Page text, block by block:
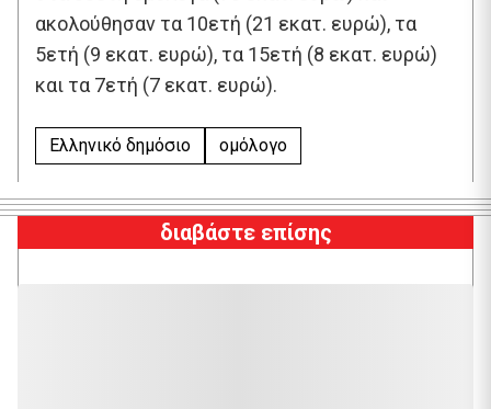
ακολούθησαν τα 10ετή (21 εκατ. ευρώ), τα
5ετή (9 εκατ. ευρώ), τα 15ετή (8 εκατ. ευρώ)
και τα 7ετή (7 εκατ. ευρώ).
Ελληνικό δημόσιο ομόλογο
διαβάστε επίσης